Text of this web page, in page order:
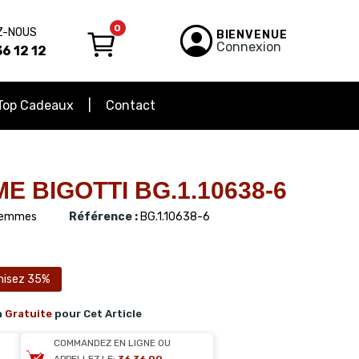
NOUS
12 12
0 BIENVENUE
Connexion
Cadeaux Contact
BIGOTTI BG.1.10638-6
Référence : BG.1.10638-6
35%
Gratuite pour Cet Article
COMMANDEZ EN LIGNE OU